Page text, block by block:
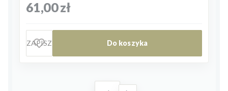
Cena
61,00 zł
ZAPISZ Do koszyka